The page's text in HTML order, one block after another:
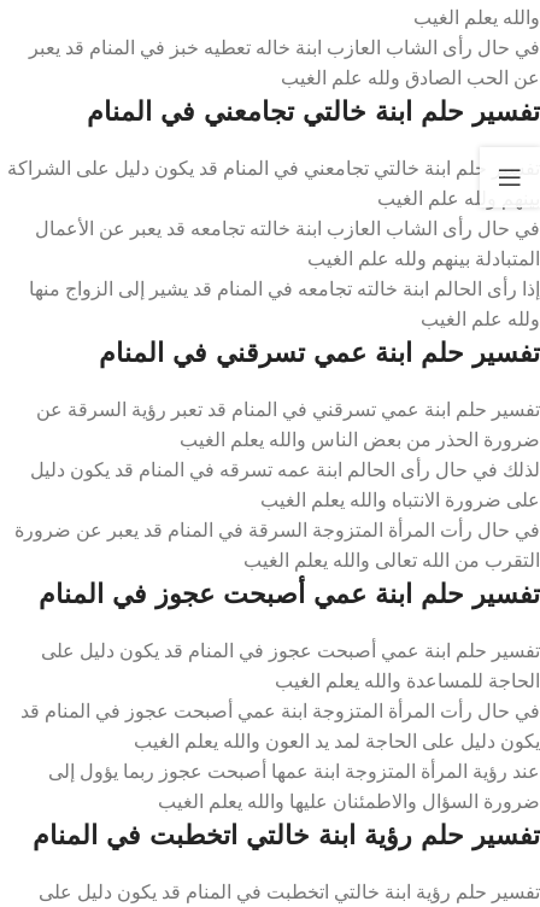
والله يعلم الغيب
في حال رأى الشاب العازب ابنة خاله تعطيه خبز في المنام قد يعبر
عن الحب الصادق ولله علم الغيب
تفسير حلم ابنة خالتي تجامعني في المنام
تفسير حلم ابنة خالتي تجامعني في المنام قد يكون دليل على الشراكة
بينهم ولله علم الغيب
في حال رأى الشاب العازب ابنة خالته تجامعه قد يعبر عن الأعمال
المتبادلة بينهم ولله علم الغيب
إذا رأى الحالم ابنة خالته تجامعه في المنام قد يشير إلى الزواج منها
ولله علم الغيب
تفسير حلم ابنة عمي تسرقني في المنام
تفسير حلم ابنة عمي تسرقني في المنام قد تعبر رؤية السرقة عن
ضرورة الحذر من بعض الناس والله يعلم الغيب
لذلك في حال رأى الحالم ابنة عمه تسرقه في المنام قد يكون دليل
على ضرورة الانتباه والله يعلم الغيب
في حال رأت المرأة المتزوجة السرقة في المنام قد يعبر عن ضرورة
التقرب من الله تعالى والله يعلم الغيب
تفسير حلم ابنة عمي أصبحت عجوز في المنام
تفسير حلم ابنة عمي أصبحت عجوز في المنام قد يكون دليل على
الحاجة للمساعدة والله يعلم الغيب
في حال رأت المرأة المتزوجة ابنة عمي أصبحت عجوز في المنام قد
يكون دليل على الحاجة لمد يد العون والله يعلم الغيب
عند رؤية المرأة المتزوجة ابنة عمها أصبحت عجوز ربما يؤول إلى
ضرورة السؤال والاطمئنان عليها والله يعلم الغيب
تفسير حلم رؤية ابنة خالتي اتخطبت في المنام
تفسير حلم رؤية ابنة خالتي اتخطبت في المنام قد يكون دليل على